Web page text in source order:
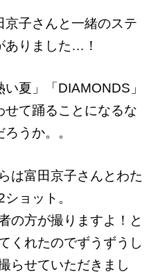
京子さんと一緒のステ
ありました…！
夏」「DIAMONDS」
せて踊ることになるな
うか。。
は富田京子さんとわた
ショット。
の方が撮りますよ！と
くれたのでずうずうし
らせていただきまし